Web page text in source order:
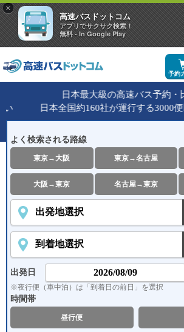
×
高速バスドットコム
アプリでサクサク検索！
無料 - In Google Play
予約
日本最大級の高速バス予約・比
日本全国約160社が運行する3000便
よく検索される路線
東京→大阪 東京→名古屋
大阪→東京 名古屋→東京
出発日
※夜行便（車中泊）は 「到着日の前日」を選択
時間帯
昼行便